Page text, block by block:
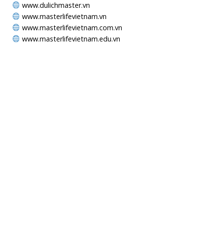
www.dulichmaster.vn
www.masterlifevietnam.vn
www.masterlifevietnam.com.vn
www.masterlifevietnam.edu.vn